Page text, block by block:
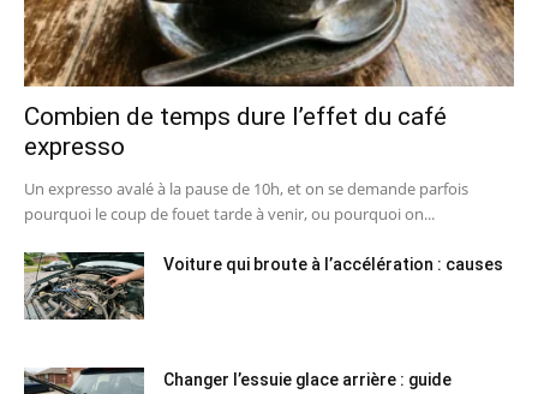
Combien de temps dure l’effet du café
expresso
Un expresso avalé à la pause de 10h, et on se demande parfois
pourquoi le coup de fouet tarde à venir, ou pourquoi on...
Voiture qui broute à l’accélération : causes
Changer l’essuie glace arrière : guide